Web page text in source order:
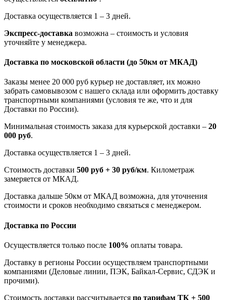
Доставка осуществляется 1 – 3 дней.
Экспресс-доставка возможна – стоимость и условия
уточняйте у менеджера.
Доставка по московской области (до 50км от МКАД)
Заказы менее 20 000 руб курьер не доставляет, их можно
забрать самовывозом с нашего склада или оформить доставку
транспортными компаниями (условия те же, что и для
Доставки по России).
Минимальная стоимость заказа для курьерской доставки – 20
000 руб.
Доставка осуществляется 1 – 3 дней.
Стоимость доставки 500 руб + 30 руб/км. Километраж
замеряется от МКАД.
Доставка дальше 50км от МКАД возможна, для уточнения
стоимости и сроков необходимо связаться с менеджером.
Доставка по России
Осуществляется только после 100% оплаты товара.
Доставку в регионы России осуществляем транспортными
компаниями (Деловые линии, ПЭК, Байкал-Сервис, СДЭК и
прочими).
Стоимость доставки рассчитывается по тарифам ТК + 500